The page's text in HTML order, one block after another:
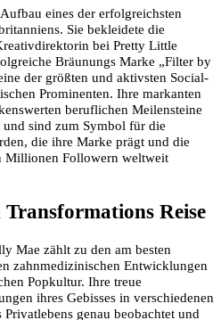
eines der erfolgreichsten
Sie bekleidete die
bei Pretty Little
Bräunungs Marke „Filter by
der größten und aktivsten Social-
Prominenten. Ihre markanten
beruflichen Meilensteine
sind zum Symbol für die
die ihre Marke prägt und die
Millionen Followern weltweit
Reise
Mae zählt zu den am besten
zahnmedizinischen Entwicklungen
Popkultur. Ihre treue
ihres Gebisses in verschiedenen
genau beobachtet und